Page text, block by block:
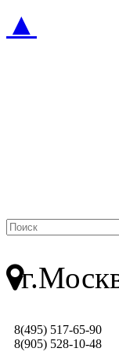
▲
8(495) 517-65-90
8(905) 528-10-48